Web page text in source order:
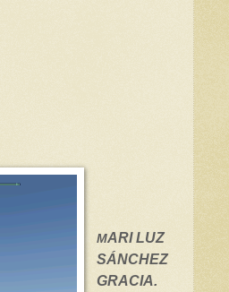
MARI LUZ
SÁNCHEZ
GRACIA.